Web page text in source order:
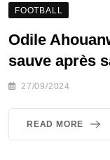
FOOTBALL
Odile
sauve après
27/09/2024
READ MORE